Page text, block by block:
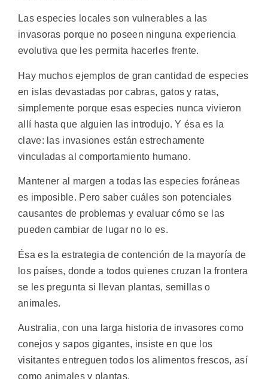
Las especies locales son vulnerables a las
invasoras porque no poseen ninguna experiencia
evolutiva que les permita hacerles frente.
Hay muchos ejemplos de gran cantidad de especies
en islas devastadas por cabras, gatos y ratas,
simplemente porque esas especies nunca vivieron
allí hasta que alguien las introdujo. Y ésa es la
clave: las invasiones están estrechamente
vinculadas al comportamiento humano.
Mantener al margen a todas las especies foráneas
es imposible. Pero saber cuáles son potenciales
causantes de problemas y evaluar cómo se las
pueden cambiar de lugar no lo es.
Ésa es la estrategia de contención de la mayoría de
los países, donde a todos quienes cruzan la frontera
se les pregunta si llevan plantas, semillas o
animales.
Australia, con una larga historia de invasores como
conejos y sapos gigantes, insiste en que los
visitantes entreguen todos los alimentos frescos, así
como animales y plantas.